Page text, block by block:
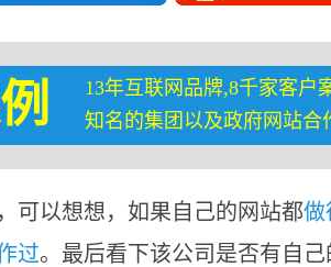
13年互联网品牌,8千家客户
知名的集团以及政府网站合
可以想想，如果自己的网站都做
过。最后看下该公司是否有自己